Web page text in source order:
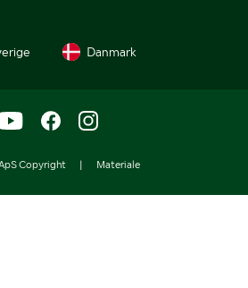
Danmark
Copyright | Materiale